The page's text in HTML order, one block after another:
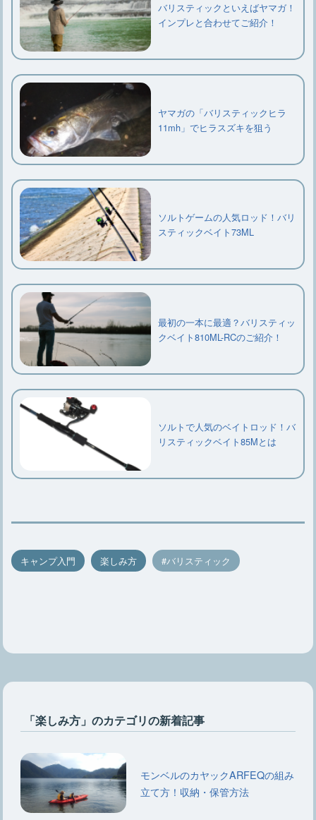
バリスティックといえばヤマガ！
インプレと合わせてご紹介！
ヤマガの「バリスティックヒラ
11mh」でヒラスズキを狙う
ソルトゲームの人気ロッド！バリ
スティックベイト73ML
最初の一本に最適？バリスティッ
クベイト810ML-RCのご紹介！
ソルトで人気のベイトロッド！バ
リスティックベイト85Mとは
キャンプ入門 楽しみ方 バリスティック
「楽しみ方」のカテゴリの新着記事
モンベルのカヤックARFEQの組み
立て方！収納・保管方法